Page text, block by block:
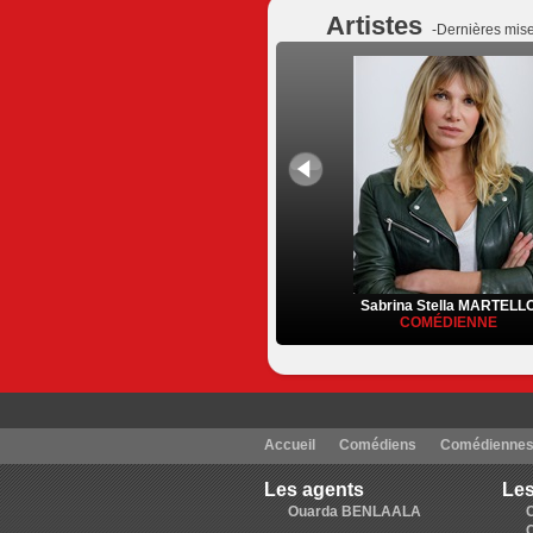
Artistes -Dernières
Sabrina Stella
COMÉDIENNE
Accueil Comédiens Comédiennes
Les agents
Ouarda BENLAALA